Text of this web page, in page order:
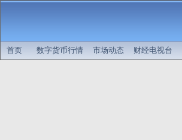
首页 数字货币行情 市场动态 财经电视台